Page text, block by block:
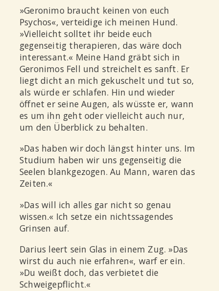
»Geronimo braucht keinen von euch
Psychos«, verteidige ich meinen Hund.
»Vielleicht solltet ihr beide euch
gegenseitig therapieren, das wäre doch
interessant.« Meine Hand gräbt sich in
Geronimos Fell und streichelt es sanft. Er
liegt dicht an mich gekuschelt und tut so,
als würde er schlafen. Hin und wieder
öffnet er seine Augen, als wüsste er, wann
es um ihn geht oder vielleicht auch nur,
um den Überblick zu behalten.
»Das haben wir doch längst hinter uns. Im
Studium haben wir uns gegenseitig die
Seelen blankgezogen. Au Mann, waren das
Zeiten.«
»Das will ich alles gar nicht so genau
wissen.« Ich setze ein nichtssagendes
Grinsen auf.
Darius leert sein Glas in einem Zug. »Das
wirst du auch nie erfahren«, warf er ein.
»Du weißt doch, das verbietet die
Schweigepflicht.«